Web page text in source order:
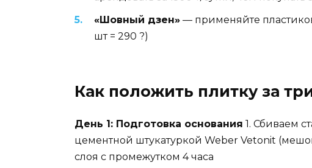
«Шовный дзен» — применяйте
шт = 290 ?)
Как положить плитку за
День 1: Подготовка основания 1. Сбиваем
цементной штукатуркой Weber Vetonit
слоя с промежутком 4 часа